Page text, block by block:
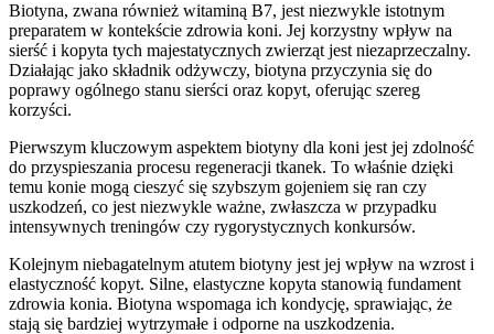
Biotyna, zwana również witaminą B7, jest niezwykle istotnym
preparatem w kontekście zdrowia koni. Jej korzystny wpływ na
sierść i kopyta tych majestatycznych zwierząt jest niezaprzeczalny.
Działając jako składnik odżywczy, biotyna przyczynia się do
poprawy ogólnego stanu sierści oraz kopyt, oferując szereg
korzyści.
Pierwszym kluczowym aspektem biotyny dla koni jest jej zdolność
do przyspieszania procesu regeneracji tkanek. To właśnie dzięki
temu konie mogą cieszyć się szybszym gojeniem się ran czy
uszkodzeń, co jest niezwykle ważne, zwłaszcza w przypadku
intensywnych treningów czy rygorystycznych konkursów.
Kolejnym niebagatelnym atutem biotyny jest jej wpływ na wzrost i
elastyczność kopyt. Silne, elastyczne kopyta stanowią fundament
zdrowia konia. Biotyna wspomaga ich kondycję, sprawiając, że
stają się bardziej wytrzymałe i odporne na uszkodzenia.